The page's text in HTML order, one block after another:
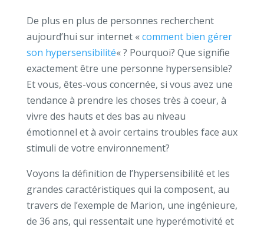
De plus en plus de personnes recherchent
aujourd’hui sur internet «comment bien gérer
son hypersensibilité« ? Pourquoi? Que signifie
exactement être une personne hypersensible?
Et vous, êtes-vous concernée, si vous avez une
tendance à prendre les choses très à coeur, à
vivre des hauts et des bas au niveau
émotionnel et à avoir certains troubles face aux
stimuli de votre environnement?
Voyons la définition de l’hypersensibilité et les
grandes caractéristiques qui la composent, au
travers de l’exemple de Marion, une ingénieure,
de 36 ans, qui ressentait une hyperémotivité et